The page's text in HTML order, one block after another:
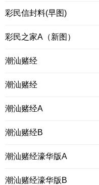
彩民信封料(早图)
彩民之家A（新图）
潮汕赌经
潮汕赌经
潮汕赌经A
潮汕赌经B
潮汕赌经濠华版A
潮汕赌经濠华版B